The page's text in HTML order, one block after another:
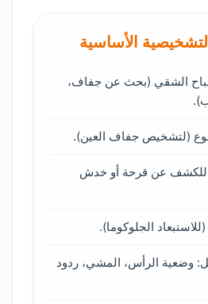
الأساسية
الشقي (بحث عن جفاف،
(لتشخيص جفاف العين).
(للكشف عن قرحة أو خدش
الجلوكوما).
الرأس، المشي، ردود